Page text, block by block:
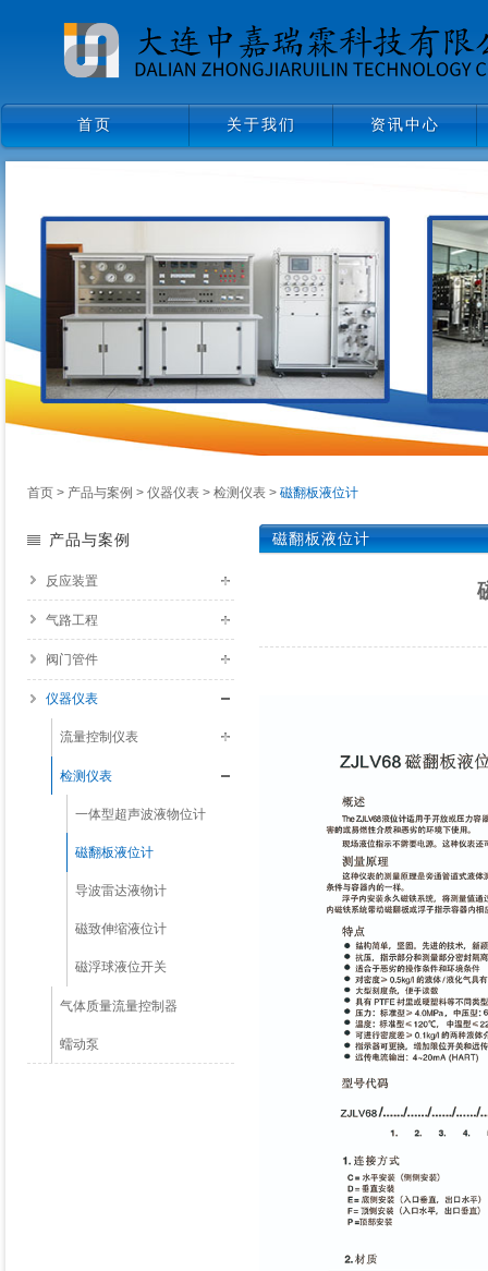
首页 关于我们 资讯中心
企业文化
组织架构
首页 > 产品与案例 > 仪器仪表 > 检测仪表 > 磁翻板液位计
产品与案例
反应装置
气路工程
阀门管件
仪器仪表
流量控制仪表
检测仪表
一体型超声波液物位计
磁翻板液位计
导波雷达液物计
磁致伸缩液位计
磁浮球液位开关
气体质量流量控制器
蠕动泵
磁翻板液位计